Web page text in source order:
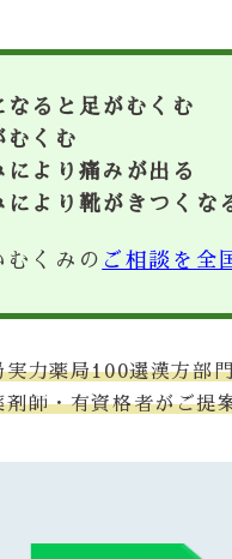
なると足がむくむ
むくむ
により痛みが出る
により靴がきつくな
むくみの ご相談を全
力薬局100選漢方部
剤師・有資格者がご提